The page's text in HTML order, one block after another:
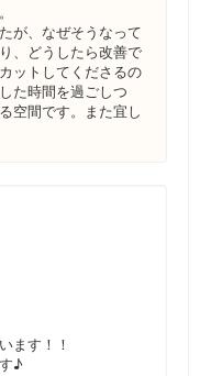
が、なぜそうなって
、どうしたら改善で
ットしてくださるの
た時間を過ごしつ
空間です。また宜し
ます！！
♪